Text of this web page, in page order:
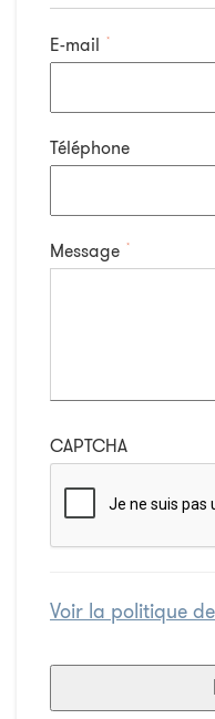
E-mail *
Téléphone
Message *
CAPTCHA
Voir la politique